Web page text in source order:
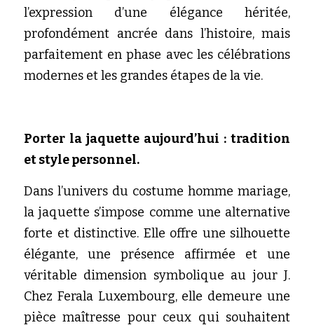
l’expression d’une élégance héritée,
profondément ancrée dans l’histoire, mais
parfaitement en phase avec les célébrations
modernes et les grandes étapes de la vie.
Porter la jaquette aujourd’hui : tradition
et style personnel.
Dans l’univers du costume homme mariage,
la jaquette s’impose comme une alternative
forte et distinctive. Elle offre une silhouette
élégante, une présence affirmée et une
véritable dimension symbolique au jour J.
Chez Ferala Luxembourg, elle demeure une
pièce maîtresse pour ceux qui souhaitent